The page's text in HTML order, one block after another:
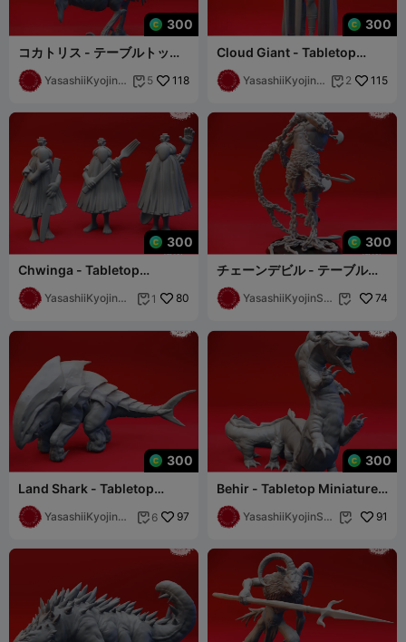
300
コカトリス - テーブルトップ
ミニチュア（サポート済み）
YasashiiKyojinSt
 5 118
300
Cloud Giant - Tabletop
Miniature (Pre-Supported)
YasashiiKyojinSt
 2 115
300
Chwinga - Tabletop
Miniature (Pre-Supported)
YasashiiKyojinSt
 1 80
300
チェーンデビル - テーブルト
ップミニチュア（サポート付
き） YasashiiKyojinStu
 74
300
Land Shark - Tabletop
Miniature (Pre-Supported)
YasashiiKyojinSt
 6 97
300
Behir - Tabletop Miniature
(Pre-Supported)
YasashiiKyojinStu
 91